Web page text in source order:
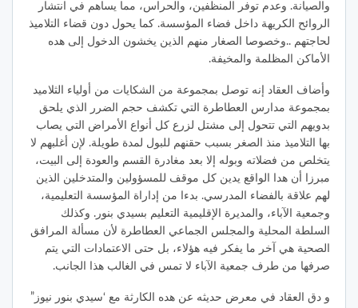
والصيانة. وعدم توفر المنظفين، والحراس، مما يساهم في انتشار
الروائح الكريهة داخل فضاء المؤسسة. كما يحول دون قضاء التلاميذ
لحاجتهم ..وخصوصا الصغار منهم الذين يخشون الدخول إلى هده
الأماكن المظلمة والمخيفة.
وأضاف العقاد إنه توصل بمجموعة من الشكايات من أولياء الثلاميد
بمجموعة مدارس العطاطرة التي تكشف حجم الضرر الذي يلحق
بدويهم التي تتحول إلى مشتل لزرع كل أنواع الأمراض التي يصاب
بها التلاميذ منذ الصغر بسبب حقنهم للبول لمدة طويلة. لإن أغلبهم لا
يتخلص من فضلاته وبوله إلا بعد مغادرة القسم والعودة إلى البيت،
مبرزا أن هدا الواقع يدين كل موقف للمسؤولين والمتدخلين الذين
لهم علاقة بالفضاء المدرسي. بدءا من إداراة المؤسسة التعليمية،
وجمعية الآباء، والمديرة الإقليمية التعليم بسيدي بنور. وكذلك
السلطة المحلية والمجلس الجماعي العطاطرة لأن مسألة المرافق
الصحية هي آخر ما يفكر فيه هؤلاء، بل حتى الاعتمادات التي يتم
صرفها من طرف جمعية الآباء لا تمس في الغالب هذا الجانب.
و دق العقاد في معرض حديثه عن هده الكارثة مع ‘سيدي بنور نيوز”